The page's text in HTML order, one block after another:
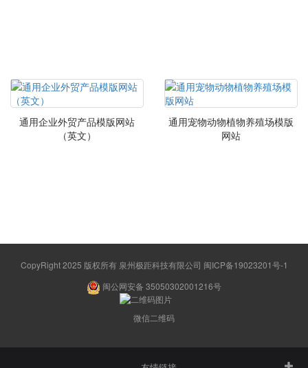
通用企业外贸产品模版网站
（英文）
通用宠物动物植物养殖场模版
网站
CopyRight 2025 版权所有 泉州极距科技有限公司 闽ICP备19023201号-1
闽公网安备 35050302001216号
微信二维码